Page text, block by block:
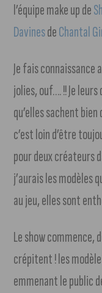
l’équipe make up de
DavinesdeChantal
Je fais connaissance
jolies, ouf…. !! Je
qu’elles sachent
c’est loin d’être
pour deux créateurs
j’aurais les modèles
au jeu, elles sont
Le show commence,
crépitent ! les
emmenant le public